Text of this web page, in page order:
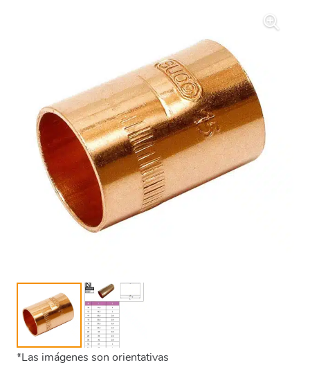
*Las imágenes son orientativas